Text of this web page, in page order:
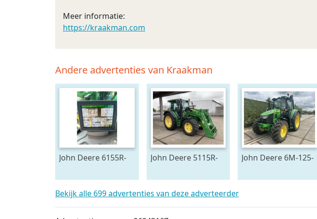
Meer informatie:
https://kraakman.com
Andere advertenties van Kraakman
John Deere 6155R-
John Deere 5115R-
John Deere 6M-125-
Bekijk alle 699 advertenties van deze adverteerder